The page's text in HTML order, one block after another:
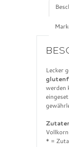
Lecker
werden
* =